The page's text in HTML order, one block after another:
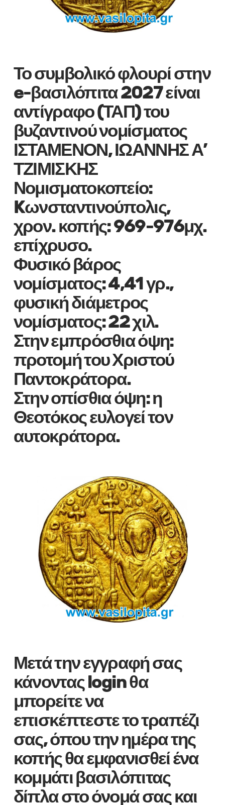
Το συμβολικό φλουρί στην
e-βασιλόπιτα 2027 είναι
αντίγραφο (ΤΑΠ) του
βυζαντινού νομίσματος
ΙΣΤΑΜΕΝΟΝ, ΙΩΑΝΝΗΣ Α’
ΤΖΙΜΙΣΚΗΣ
Νομισματοκοπείο:
Kωνσταντινούπολις,
χρον. κοπής: 969-976μχ.
επίχρυσο.
Φυσικό βάρος
νομίσματος: 4,41 γρ.,
φυσική διάμετρος
νομίσματος: 22 χιλ.
Στην εμπρόσθια όψη:
προτομή του Χριστού
Παντοκράτορα.
Στην οπίσθια όψη: η
Θεοτόκος ευλογεί τον
αυτοκράτορα.
Μετά την εγγραφή σας
κάνοντας login θα
μπορείτε να
επισκέπτεστε το τραπέζι
σας, όπου την ημέρα της
κοπής θα εμφανισθεί ένα
κομμάτι βασιλόπιτας
δίπλα στο όνομά σας και